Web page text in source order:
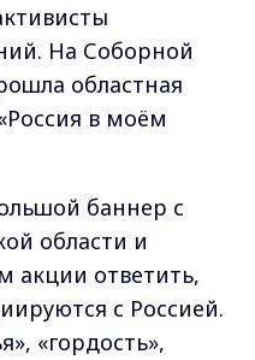
На Соборной
областная
в моём
баннер с
области и
акции ответить,
с Россией.
«гордость»,